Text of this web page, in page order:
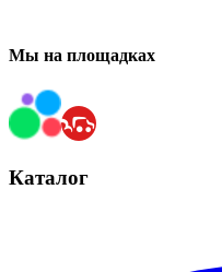
Мы на площадках
Каталог